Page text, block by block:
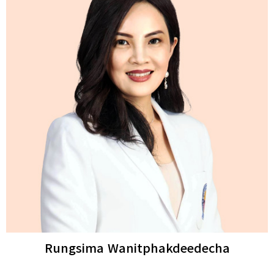
Michael H. Gold